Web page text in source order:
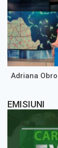
Adriana
EMISIUNI